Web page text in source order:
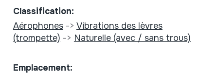
Classification:
Aérophones-> Vibrations des lèvres
(trompette) -> Naturelle (avec / sans trous)
Emplacement: